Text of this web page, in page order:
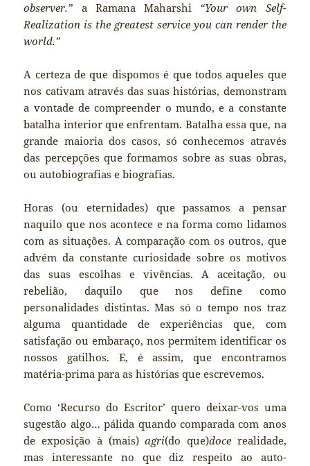
observer.” a Ramana Maharshi “Your own Self-
Realization is the greatest service you can render the
world.”
A certeza de que dispomos é que todos aqueles que
nos cativam através das suas histórias, demonstram
a vontade de compreender o mundo, e a constante
batalha interior que enfrentam. Batalha essa que, na
grande maioria dos casos, só conhecemos através
das percepções que formamos sobre as suas obras,
ou autobiografias e biografias.
Horas (ou eternidades) que passamos a pensar
naquilo que nos acontece e na forma como lidamos
com as situações. A comparação com os outros, que
advém da constante curiosidade sobre os motivos
das suas escolhas e vivências. A aceitação, ou
rebelião, daquilo que nos define como
personalidades distintas. Mas só o tempo nos traz
alguma quantidade de experiências que, com
satisfação ou embaraço, nos permitem identificar os
nossos gatilhos. E, é assim, que encontramos
matéria-prima para as histórias que escrevemos.
Como ‘Recurso do Escritor’ quero deixar-vos uma
sugestão algo… pálida quando comparada com anos
de exposição à (mais)agri(do que)docerealidade,
mas interessante no que diz respeito ao auto-